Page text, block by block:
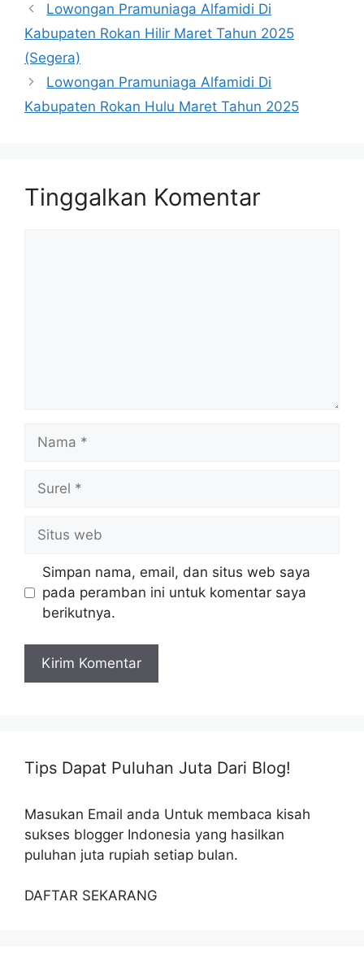
Lowongan Pramuniaga Alfamidi Di
Kabupaten Rokan Hilir Maret Tahun 2025
(Segera)
Lowongan Pramuniaga Alfamidi Di
Kabupaten Rokan Hulu Maret Tahun 2025
Tinggalkan Komentar
Nama
Surel
Situs
web
Simpan nama, email, dan situs web saya
pada peramban ini untuk komentar saya
berikutnya.
Tips Dapat Puluhan Juta Dari Blog!
Masukan Email anda Untuk membaca kisah
sukses blogger Indonesia yang hasilkan
puluhan juta rupiah setiap bulan.
DAFTAR SEKARANG